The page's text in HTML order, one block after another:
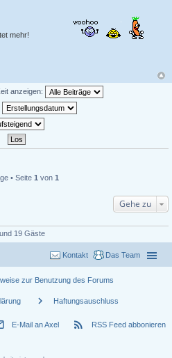
mehr!
anzeigen:
• Seite 1 von 1
Gehe zu
19 Gäste
Das Team
Kontakt
zur Benutzung des Forums
chevron_right Haftungsauschluss
E-Mail an Axel rss_feed RSS Feed abbonieren